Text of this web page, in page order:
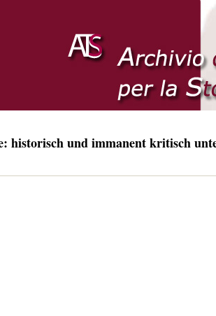
historisch und immanent kritisch